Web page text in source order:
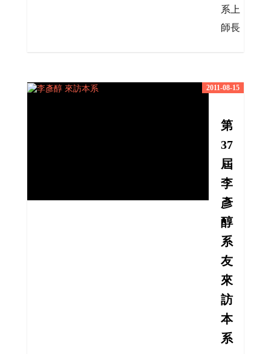
系上
師長
2011-08-15
第
37
屆
李
彥
醇
系
友
來
訪
本
系